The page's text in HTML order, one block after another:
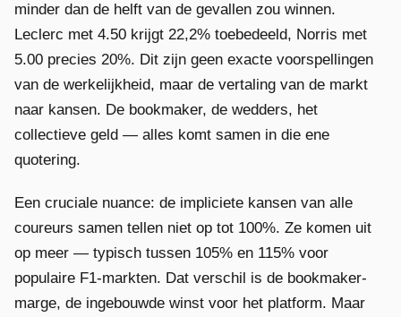
minder dan de helft van de gevallen zou winnen.
Leclerc met 4.50 krijgt 22,2% toebedeeld, Norris met
5.00 precies 20%. Dit zijn geen exacte voorspellingen
van de werkelijkheid, maar de vertaling van de markt
naar kansen. De bookmaker, de wedders, het
collectieve geld — alles komt samen in die ene
quotering.
Een cruciale nuance: de impliciete kansen van alle
coureurs samen tellen niet op tot 100%. Ze komen uit
op meer — typisch tussen 105% en 115% voor
populaire F1-markten. Dat verschil is de bookmaker-
marge, de ingebouwde winst voor het platform. Maar